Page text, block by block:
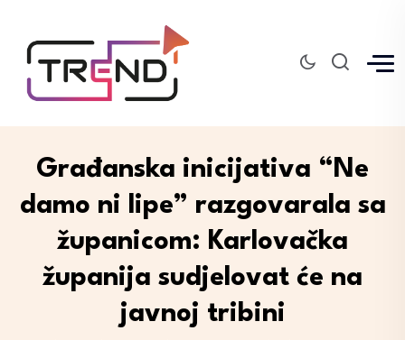
Građanska inicijativa “Ne
damo ni lipe” razgovarala sa
županicom: Karlovačka
županija sudjelovat će na
javnoj tribini